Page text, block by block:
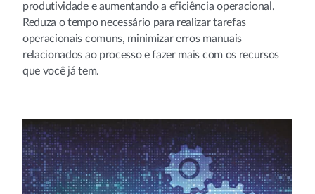
produtividade e aumentando a eficiência operacional.
Reduza o tempo necessário para realizar tarefas
operacionais comuns, minimizar erros manuais
relacionados ao processo e fazer mais com os recursos
que você já tem.